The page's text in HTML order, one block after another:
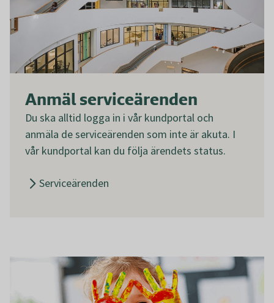
Anmäl serviceärenden
Du ska alltid logga in i vår kundportal och
anmäla de serviceärenden som inte är akuta. I
vår kundportal kan du följa ärendets status.
Serviceärenden